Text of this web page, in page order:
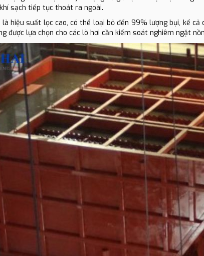
sạch tiếp tục thoát ra ngoài.
là hiệu suất lọc cao, có thể loại bỏ đến 99% lượng bụi, kể
được lựa chọn cho các lò hơi cần kiểm soát nghiêm ngặt